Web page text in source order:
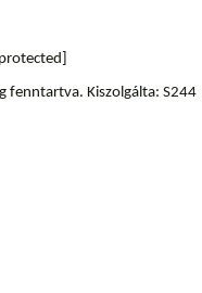
fenntartva. Kiszolgálta: S244